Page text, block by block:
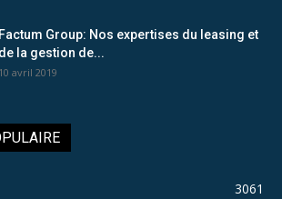
Factum Group: Nos expertises du leasing et
de la gestion de...
10 avril 2019
3061